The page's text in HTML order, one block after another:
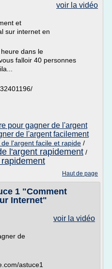
voir la vidéo
et
sur internet en
dans le
falloir 40 personnes
pour gagner de l'argent
de l'argent facilement
l'argent facile et rapide /
l'argent rapidement /
Haut de page
1 "Comment
Internet"
voir la vidéo
de
astuce1